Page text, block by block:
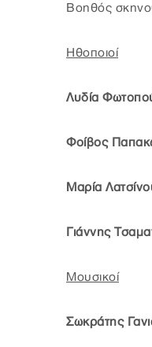
Βοηθός
Ηθοποιοί
Λυδία
Φοίβος
Μαρία
Γιάννης
Μουσικοί
Σωκράτης